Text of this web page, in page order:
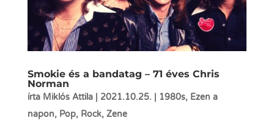
Smokie és a bandatag – 71 éves Chris
Norman
írta Miklós Attila| 2021.10.25. 1980s, Ezen a
napon, Pop, Rock, Zene